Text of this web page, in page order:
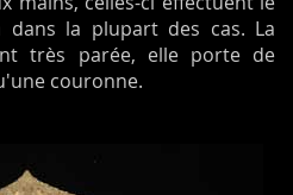
dans la plupart des cas. La
très parée, elle porte de
couronne.